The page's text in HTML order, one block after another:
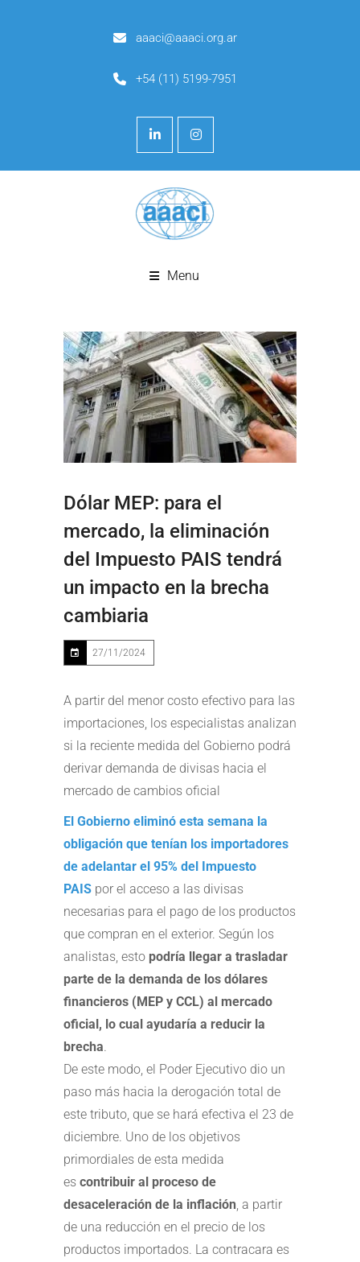
aaaci@aaaci.org.ar
+54 (11) 5199-7951
Menu
Dólar MEP: para el
mercado, la eliminación
del Impuesto PAIS tendrá
un impacto en la brecha
cambiaria
27/11/2024
A partir del menor costo efectivo para las
importaciones, los especialistas analizan
si la reciente medida del Gobierno podrá
derivar demanda de divisas hacia el
mercado de cambios oficial
El Gobierno eliminó esta semana la
obligación que tenían los importadores
de adelantar el 95% del Impuesto
PAIS por el acceso a las divisas
necesarias para el pago de los productos
que compran en el exterior. Según los
analistas, esto podría llegar a trasladar
parte de la demanda de los dólares
financieros (MEP y CCL) al mercado
oficial, lo cual ayudaría a reducir la
brecha.
De este modo, el Poder Ejecutivo dio un
paso más hacia la derogación total de
este tributo, que se hará efectiva el 23 de
diciembre. Uno de los objetivos
primordiales de esta medida
es contribuir al proceso de
desaceleración de la inflación , a partir
de una reducción en el precio de los
productos importados. La contracara es